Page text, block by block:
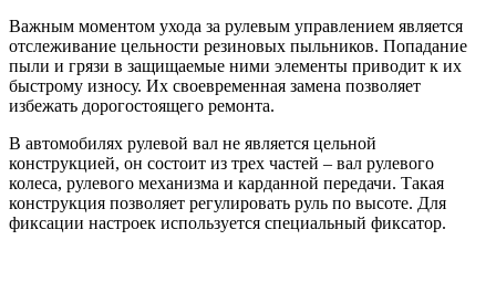
Важным моментом ухода за рулевым управлением является
отслеживание цельности резиновых пыльников. Попадание
пыли и грязи в защищаемые ними элементы приводит к их
быстрому износу. Их своевременная замена позволяет
избежать дорогостоящего ремонта.
В автомобилях рулевой вал не является цельной
конструкцией, он состоит из трех частей – вал рулевого
колеса, рулевого механизма и карданной передачи. Такая
конструкция позволяет регулировать руль по высоте. Для
фиксации настроек используется специальный фиксатор.